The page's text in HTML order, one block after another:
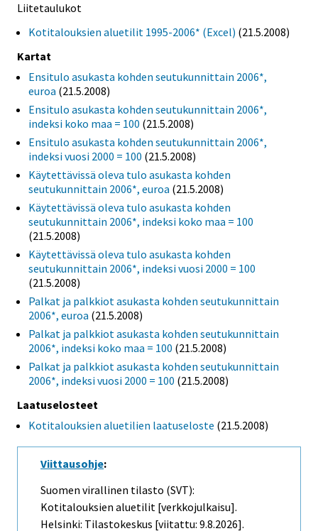
Liitetaulukot
Kotitalouksien aluetilit 1995-2006* (Excel) (21.5.2008)
Kartat
Ensitulo asukasta kohden seutukunnittain 2006*,
euroa (21.5.2008)
Ensitulo asukasta kohden seutukunnittain 2006*,
indeksi koko maa = 100 (21.5.2008)
Ensitulo asukasta kohden seutukunnittain 2006*,
indeksi vuosi 2000 = 100 (21.5.2008)
Käytettävissä oleva tulo asukasta kohden
seutukunnittain 2006*, euroa (21.5.2008)
Käytettävissä oleva tulo asukasta kohden
seutukunnittain 2006*, indeksi koko maa = 100
(21.5.2008)
Käytettävissä oleva tulo asukasta kohden
seutukunnittain 2006*, indeksi vuosi 2000 = 100
(21.5.2008)
Palkat ja palkkiot asukasta kohden seutukunnittain
2006*, euroa (21.5.2008)
Palkat ja palkkiot asukasta kohden seutukunnittain
2006*, indeksi koko maa = 100 (21.5.2008)
Palkat ja palkkiot asukasta kohden seutukunnittain
2006*, indeksi vuosi 2000 = 100 (21.5.2008)
Laatuselosteet
Kotitalouksien aluetilien laatuseloste (21.5.2008)
Viittausohje:
Suomen virallinen tilasto (SVT):
Kotitalouksien aluetilit [verkkojulkaisu].
Helsinki: Tilastokeskus [viitattu: 9.8.2026].